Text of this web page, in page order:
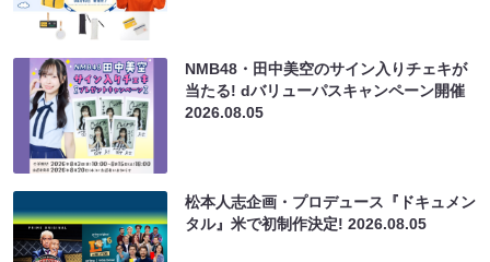
NMB48・田中美空のサイン入りチェキが
当たる! dバリューパスキャンペーン開催
2026.08.05
松本人志企画・プロデュース『ドキュメン
タル』米で初制作決定!2026.08.05